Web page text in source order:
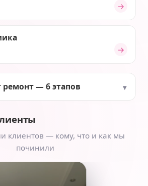
→
→
ремонт — 6 этапов
клиентов — кому, что и как мы
починили